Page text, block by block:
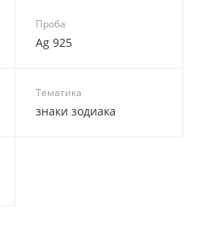
Проба
Ag 925
Тематика
знаки зодиака